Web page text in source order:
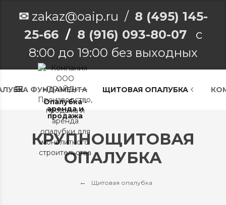
✉zakaz@oaip.ru / 8 (495) 145-
25-66/ 8 (916) 093-80-07с
8:00 до 19:00 без выходных
Опалубка -
аренда и
продажа
ФУНДАМЕНТА ЩИТОВАЯ ОПАЛУБКА
КРУПНОЩИТОВАЯ
ОПАЛУБКА
Щитовая опалубка